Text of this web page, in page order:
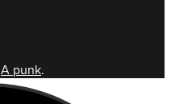
A punk.